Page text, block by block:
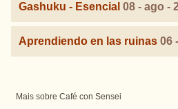
Gashuku - Esencial 08 - ago -
Aprendiendo en las ruinas 06
Mais sobre Café con Sensei